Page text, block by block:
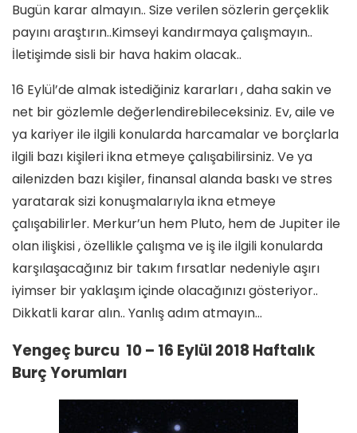
Bugün karar almayın.. Size verilen sözlerin gerçeklik
payını araştırın..Kimseyi kandırmaya çalışmayın..
İletişimde sisli bir hava hakim olacak..
16 Eylül’de almak istediğiniz kararları , daha sakin ve
net bir gözlemle değerlendirebileceksiniz. Ev, aile ve
ya kariyer ile ilgili konularda harcamalar ve borçlarla
ilgili bazı kişileri ikna etmeye çalışabilirsiniz. Ve ya
ailenizden bazı kişiler, finansal alanda baskı ve stres
yaratarak sizi konuşmalarıyla ikna etmeye
çalışabilirler. Merkur’un hem Pluto, hem de Jupiter ile
olan ilişkisi , özellikle çalışma ve iş ile ilgili konularda
karşılaşacağınız bir takım fırsatlar nedeniyle aşırı
iyimser bir yaklaşım içinde olacağınızı gösteriyor..
Dikkatli karar alın.. Yanlış adım atmayın…
Yengeç burcu 10 – 16 Eylül 2018 Haftalık
Burç Yorumları